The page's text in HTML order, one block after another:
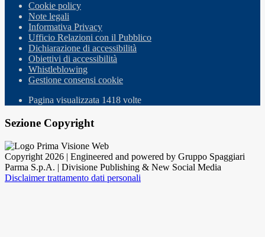
Cookie policy
Note legali
Informativa Privacy
Ufficio Relazioni con il Pubblico
Dichiarazione di accessibilità
Obiettivi di accessibilità
Whistleblowing
Gestione consensi cookie
Pagina visualizzata 1418 volte
Sezione Copyright
Copyright 2026 | Engineered and powered by Gruppo Spaggiari
Parma S.p.A. | Divisione Publishing & New Social Media
Disclaimer trattamento dati personali